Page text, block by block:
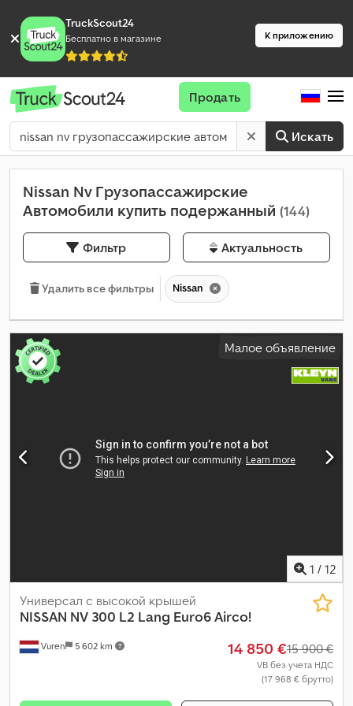
TruckScout24
Бесплатно в магазине К приложению
Искать
Продать
Nissan Nv Грузопассажирские
Автомобили купить подержанный (144)
Фильтр Актуальность
Удалить все фильтры Nissan
Малое объявление
1 / 12
Vuren 5 602 km
Универсал с высокой крышей
NISSAN NV 300 L2 Lang Euro6 Airco!
14 850 €15 900 €
VB без учета НДС
(17 968 € брутто)